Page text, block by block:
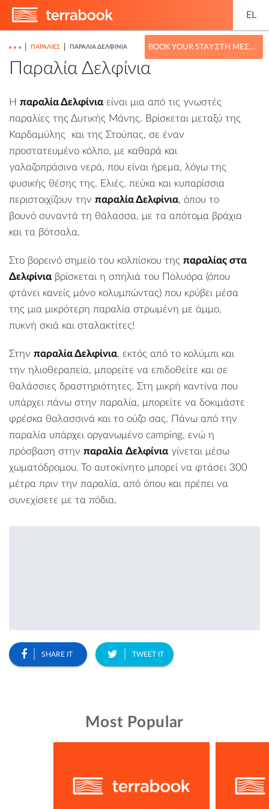
EL
BOOK YOUR STAY ΣΤΗ ΜΕΣΣΗΝΊΑ
ΠΑΡΑΛΊΕΣ ΠΑΡΑΛΊΑ ΔΕΛΦΊΝΙΑ
Παραλία Δελφίνια
Η παραλία Δελφίνιαείναι μια από τις γνωστές
παραλίες της Δυτικής Μάνης. Βρίσκεται μεταξύ της
Καρδαμύλης
και της Στούπας, σε έναν
προστατευμένο κόλπο, με καθαρά και
γαλαζοπράσινα νερά, που είναι ήρεμα, λόγω της
φυσικής θέσης της. Ελιές, πεύκα και κυπαρίσσια
περιστοιχίζουν την παραλία Δελφίνια, όπου το
βουνό συναντά τη θάλασσα, με τα απότομα βράχια
και τα βότσαλα.
Στο βορεινό σημείο του κολπίσκου της παραλίας στα
Δελφίνιαβρίσκεται η σπηλιά του Πολυόρα (όπου
φτάνει κανείς μόνο κολυμπώντας) που κρύβει μέσα
της μια μικρότερη παραλία στρωμένη με άμμο,
πυκνή σκιά και σταλακτίτες!
Στην παραλία Δελφίνια, εκτός από το κολύμπι και
την ηλιοθεραπεία, μπορείτε να επιδοθείτε και σε
θαλάσσιες δραστηριότητες. Στη μικρή καντίνα που
υπάρχει πάνω στην παραλία, μπορείτε να δοκιμάστε
φρέσκα θαλασσινά και το ούζο σας. Πάνω από την
παραλία υπάρχει οργανωμένο camping, ενώ η
πρόσβαση στην παραλία Δελφίνιαγίνεται μέσω
χωματόδρομου. Το αυτοκίνητο μπορεί να φτάσει 300
μέτρα πριν την παραλία, από όπου και πρέπει να
συνεχίσετε με τα πόδια.
SHARE IT TWEET IT
Most Popular